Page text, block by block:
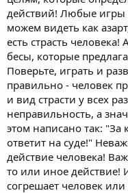
действий! Любые игры
можем видеть как
есть страсть человека!
бесы, которые
Поверьте, играть и
правильно - человек
и вид страсти у всех
неправильность, а
этом написано так: "За
ответит на суде!"
действие человека!
то или иное действие!
согрешает человек